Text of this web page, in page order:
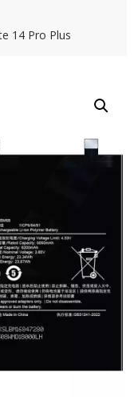
14 Pro Plus